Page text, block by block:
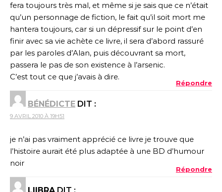
fera toujours très mal, et même si je sais que ce n’était
qu’un personnage de fiction, le fait qu’il soit mort me
hantera toujours, car si un dépressif sur le point d’en
finir avec sa vie achète ce livre, il sera d’abord rassuré
par les paroles d’Alan, puis découvrant sa mort,
passera le pas de son existence à l’arsenic.
C’est tout ce que j’avais à dire.
Répondre
BÉNÉDICTE DIT :
9 AVRIL 2010 À 19H51
je n’ai pas vraiment apprécié ce livre je trouve que
l’histoire aurait été plus adaptée à une BD d’humour
noir
Répondre